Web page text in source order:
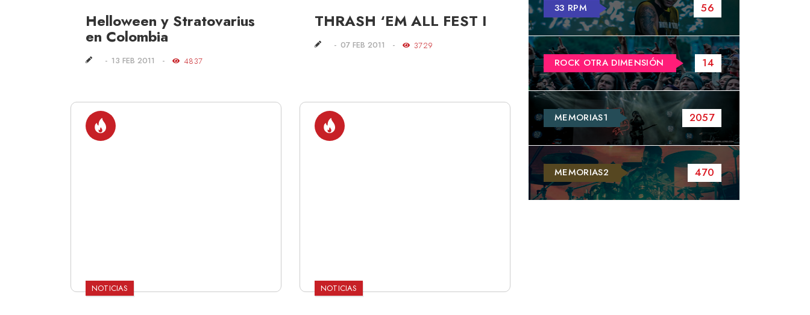
Helloween y Stratovarius
en Colombia
13 FEB 2011 4837
THRASH ‘EM ALL FEST I
07 FEB 2011 3729
NOTICIAS NOTICIAS
33 RPM 56
ROCK OTRA DIMENSIÓN 14
MEMORIAS1 2057
MEMORIAS2 470